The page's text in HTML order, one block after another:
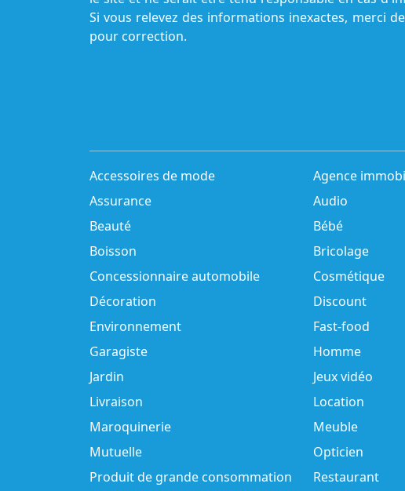
Si vous relevez des informations inexactes, merci
pour correction.
Accessoires de mode Agence
Assurance
Audio
Beauté
Bébé
Boisson
Bricolage
Concessionnaire automobile
Cosmétique
Décoration
Discount
Environnement
Fast-food
Garagiste
Homme
Jardin
Jeux vidéo
Livraison
Location
Maroquinerie
Meuble
Mutuelle
Opticien
Produit de grande consommation
Restaurant